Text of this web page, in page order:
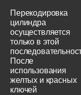
Перекодировка
цилиндра
осуществляется
только в этой
После
использования
желтых и красных
ключей